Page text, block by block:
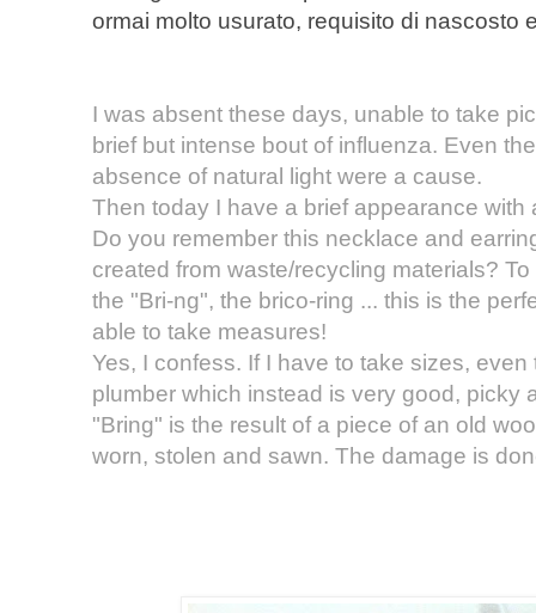
ormai molto usurato, requisito di nascosto
I was absent these days, unable to take
brief but intense bout of influenza. Even
absence of natural light were a cause.
Then today I have a brief appearance with
Do you remember this necklace and
created from waste/recycling materials?
the "Bri-ng", the brico-ring ... this is the
able to take measures!
Yes, I confess. If I have to take sizes,
plumber which instead is very good, picky
"Bring" is the result of a piece of an old
worn, stolen and sawn. The damage is